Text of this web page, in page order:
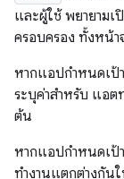
และผู้ใช้ พยายามเ
ครอบครอง ทั้งหน้า
หากแอปกำหนดเป้
ระบุค่าสำหรับ แอต
ต้น
หากแอปกำหนดเป้
ทำงานแตกต่างกัน